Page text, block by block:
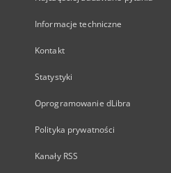
Informacje techniczne
Kontakt
Statystyki
Oprogramowanie dLibra
Polityka prywatności
Kanały RSS